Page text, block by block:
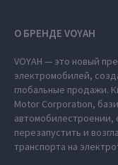
О БРЕНДЕ VOYAH
VOYAH — это новый
электромобилей,
глобальные продажи.
Motor Corporation,
перезапустить и
транспорта на